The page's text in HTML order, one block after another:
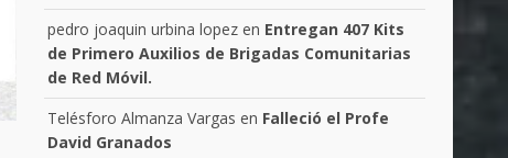
pedro joaquin urbina lopez en Entregan 407 Kits
de Primero Auxilios de Brigadas Comunitarias
de Red Móvil.
Telésforo Almanza Vargas en Falleció el Profe
David Granados